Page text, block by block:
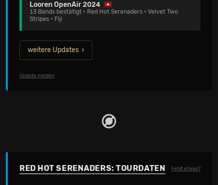
Looren OpenAir 2024
13 Bands bestätigt • Red Hot Serenaders • Velvet Two
Stripes • Fiji
weitere Updates
Update melden
RED HOT SERENADERS: TOURDATEN Fehlt etwas?